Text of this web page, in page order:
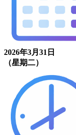
2026年3月31日
（星期二）